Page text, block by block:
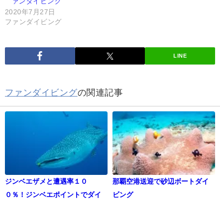
2020年7月27日
ファンダイビング
LINE
ファンダイビングの関連記事
ジンベエザメと遭遇率１０
０％！ジンベエポイントでダイ
那覇空港送迎で砂辺ボートダイ
ビング